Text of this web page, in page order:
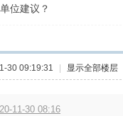
位建议？
30 09:19:31 | 显示全部楼层
11-30 08:16